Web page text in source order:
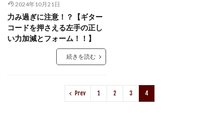
2024年10月21日
力み過ぎに注意！？【ギター
コードを押さえる左手の正し
い力加減とフォーム！！】
続きを読む
Prev 1 2 3 4